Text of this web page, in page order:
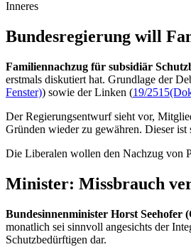
Inneres
Bundesregierung will
Familiennachzug für subsidiär
erstmals diskutiert hat. Grundlage der
Fenster)) sowie der Linken (19/2515
Der Regierungsentwurf sieht vor,
Gründen wieder zu gewähren. Dieser
Die Liberalen wollen den Nachzug von
Minister: Missbrauch
Bundesinnenminister Horst Seehofer
monatlich sei sinnvoll angesichts der
Schutzbedürftigen dar.